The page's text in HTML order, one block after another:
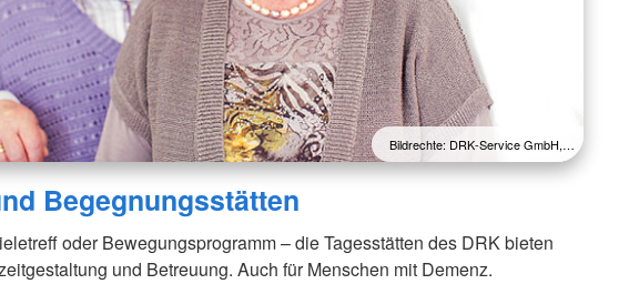
Bildrechte: DRK-Service GmbH,…
Begegnungsstätten
oder Bewegungsprogramm – die Tagesstätten des DRK bieten
und Betreuung. Auch für Menschen mit Demenz.